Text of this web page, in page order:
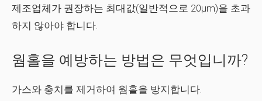
제조업체가 권장하는 최대값(일반적으로 20µm)을 초과
하지 않아야 합니다.
웜홀을 예방하는 방법은 무엇입니까?
가스와 충치를 제거하여 웜홀을 방지합니다.